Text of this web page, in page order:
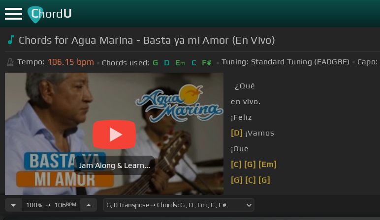
ChordU
Chords for Agua Marina - Basta ya mi Amor (En Vivo)
Tempo: 106.15 bpm Chords used: G D Em C F# Tuning: Standard Tuning (EADGBE) Capo:
Jam Along & Learn...
¿Qué
en vivo.
¡Feliz
[D] ¡Vamos
¡Que
[C] [G] [Em]
[G] [C] [G]
100%➙ 106BPM